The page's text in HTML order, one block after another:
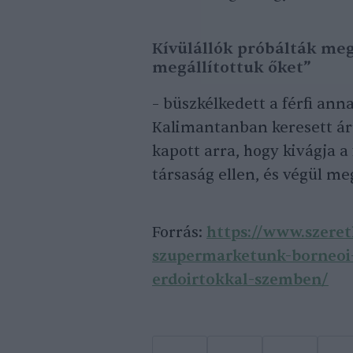
Kívülállók próbálták
megállítottuk őket”
– büszkélkedett a férfi
Kalimantanban keresett
kapott arra, hogy kivágja
társaság ellen, és végül
Forrás: https://
szupermarketunk-
erdoirtokkal-szemben/